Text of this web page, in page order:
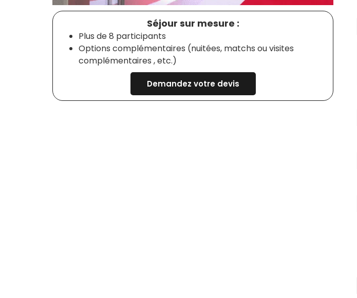
Séjour sur mesure :
Plus de 8 participants
Options complémentaires (nuitées, matchs ou visites
complémentaires , etc.)
Demandez votre devis